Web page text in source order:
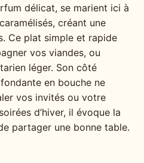
délicat, se marient ici à
créant une
Ce plat simple et rapide
vos viandes, ou
léger. Son côté
en bouche ne
vos invités ou votre
d’hiver, il évoque la
partager une bonne table.